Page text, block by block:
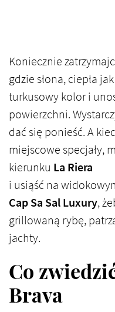
Koniecznie
gdzie słona, ciepła
turkusowy kolor i
powierzchni.
dać się ponieść. A
miejscowe specjały,
kierunku La Riera
i usiąść na
Cap Sa Sal Luxury,
grillowaną rybę,
jachty.
Co
Brava